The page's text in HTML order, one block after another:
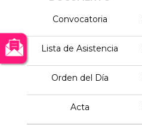
Convocatoria
Lista de Asistencia
Orden del Día
Acta